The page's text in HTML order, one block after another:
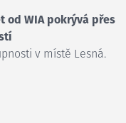
od WIA pokrývá přes
v místě Lesná.